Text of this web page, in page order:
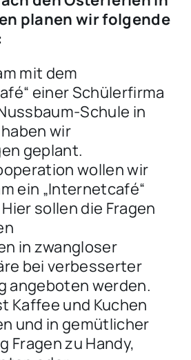
planen wir folgende
mit dem
einer Schülerfirma
Schule in
wir
geplant.
wollen wir
ein „Internetcafé“
sollen die Fragen
in zwangloser
bei verbesserter
angeboten werden.
Kaffee und Kuchen
und in gemütlicher
Fragen zu Handy,